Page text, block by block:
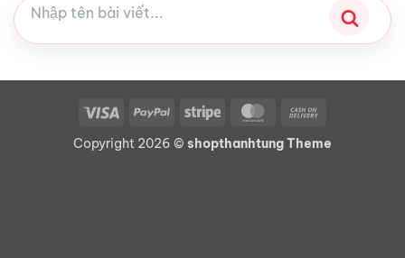
Visa PayPal Stripe MasterCard
Delivery
Copyright 2026 © shopthanhtung Theme